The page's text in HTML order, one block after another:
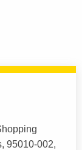
95010-002,